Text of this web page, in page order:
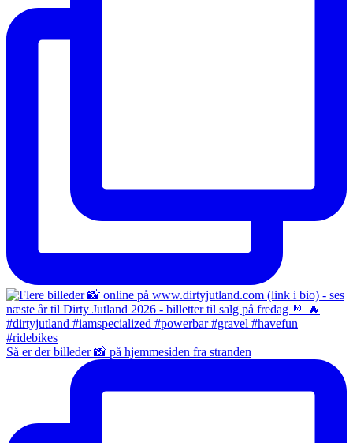
Så er der billeder 📸 på hjemmesiden fra stranden